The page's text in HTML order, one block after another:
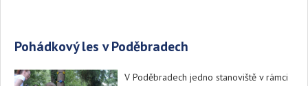
Pohádkový les v Poděbradech
V Poděbradech jedno stanoviště v rámci